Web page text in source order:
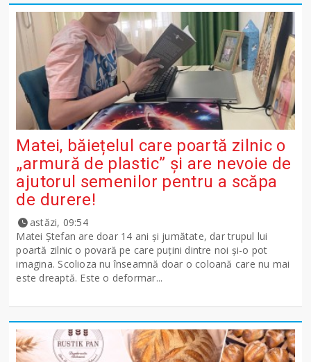
Matei, băiețelul care poartă zilnic o
„armură de plastic” și are nevoie de
ajutorul semenilor pentru a scăpa
de durere!
astăzi, 09:54
Matei Ștefan are doar 14 ani și jumătate, dar trupul lui
poartă zilnic o povară pe care puțini dintre noi și-o pot
imagina. Scolioza nu înseamnă doar o coloană care nu mai
este dreaptă. Este o deformar...